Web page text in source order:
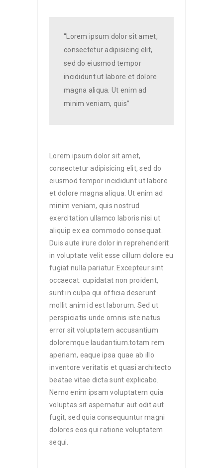
“Lorem ipsum dolor sit amet,
consectetur adipisicing elit,
sed do eiusmod tempor
incididunt ut labore et dolore
magna aliqua. Ut enim ad
minim veniam, quis”
Lorem ipsum dolor sit amet,
consectetur adipisicing elit, sed do
eiusmod tempor incididunt ut labore
et dolore magna aliqua. Ut enim ad
minim veniam, quis nostrud
exercitation ullamco laboris nisi ut
aliquip ex ea commodo consequat.
Duis aute irure dolor in reprehenderit
in voluptate velit esse cillum dolore eu
fugiat nulla pariatur. Excepteur sint
occaecat. cupidatat non proident,
sunt in culpa qui officia deserunt
mollit anim id est laborum. Sed ut
perspiciatis unde omnis iste natus
error sit voluptatem accusantium
doloremque laudantium.totam rem
aperiam, eaque ipsa quae ab illo
inventore veritatis et quasi architecto
beatae vitae dicta sunt explicabo.
Nemo enim ipsam voluptatem quia
voluptas sit aspernatur aut odit aut
fugit, sed quia consequuntur magni
dolores eos qui ratione voluptatem
sequi.